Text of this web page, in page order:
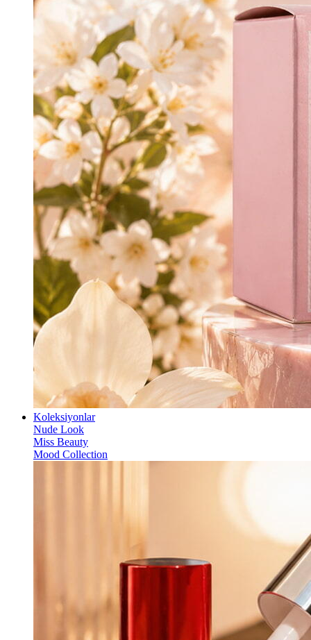
Koleksiyonlar
Nude Look
Miss Beauty
Mood Collection